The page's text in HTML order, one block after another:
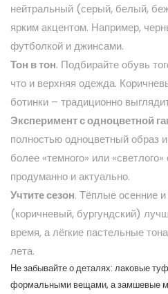
нейтральный (серый, белый,
ярким акцентом. Например,
футболкой и джинсами.
Тон в тон. Подбирайте обувь
что и верхняя одежда.
ботинки – традиционно
Эксперимент с одноцветной
полностью одноцветный образ
более «темного» или
продуманно и актуально.
Учтите сезон. Тёплые осенние
(коричневый, бургундский)
время, а лёгкие пастельные
лета.
Не забывайте о деталях: лаковые
формальными вещами, а замшевые